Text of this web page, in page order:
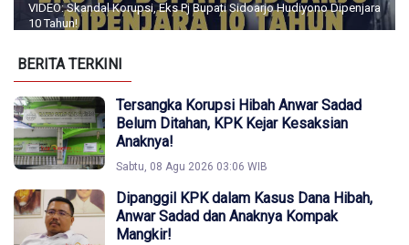
VIDEO: Skandal Korupsi, Eks Pj Bupati Sidoarjo Hudiyono Dipenjara
10 Tahun!
BERITA TERKINI
Tersangka Korupsi Hibah Anwar Sadad
Belum Ditahan, KPK Kejar Kesaksian
Anaknya!
Sabtu, 08 Agu 2026 03:06 WIB
Dipanggil KPK dalam Kasus Dana Hibah,
Anwar Sadad dan Anaknya Kompak
Mangkir!